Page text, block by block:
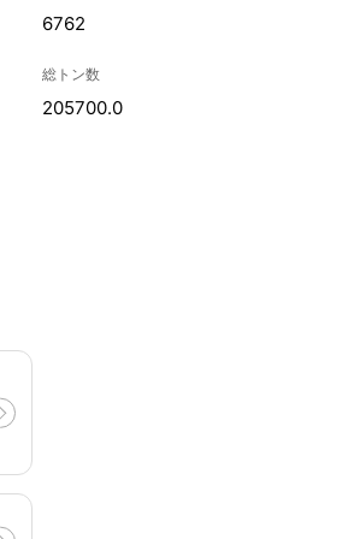
6762
総トン数
205700.0